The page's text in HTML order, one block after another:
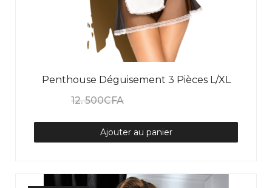
Penthouse Déguisement 3 Pièces L/XL
12. 500CFA
Ajouter au panier